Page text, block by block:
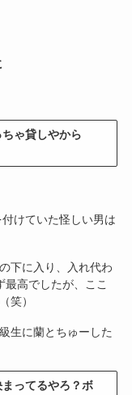
ゃ貸しやから
けていた怪しい男は
下に入り、入れ代わ
高でしたが、ここ
笑）
生に蘭とちゅーした
まってるやろ？ボ